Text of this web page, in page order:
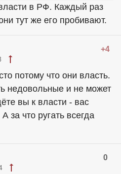
в РФ. Каждый раз
тут же его пробивают.
+4
потому что они власть.
недовольные и не может
вы к власти - вас
за что ругать всегда
0